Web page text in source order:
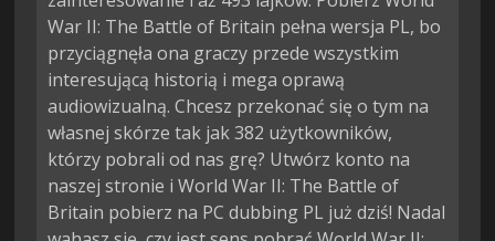
War II: The Battle of Britain pełna wersja PL, bo
przyciągnęła ona graczy przede wszystkim
interesującą historią i mega oprawą
audiowizualną. Chcesz przekonać się o tym na
własnej skórze tak jak 382 użytkowników,
którzy pobrali od nas grę? Utwórz konto na
naszej stronie i World War II: The Battle of
Britain pobierz na PC dubbing PL już dziś! Nadal